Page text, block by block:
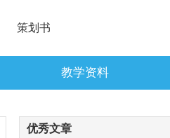
策划书
教学资料
优秀文章